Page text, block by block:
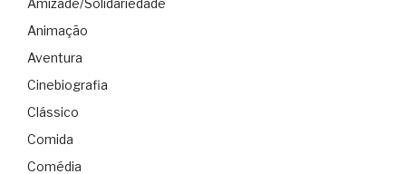
Animação
Aventura
Cinebiografia
Clássico
Comida
Comédia